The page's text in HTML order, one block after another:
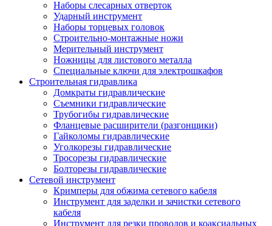
Наборы слесарных отверток
Ударный инструмент
Наборы торцевых головок
Строительно-монтажные ножи
Мерительный инструмент
Ножницы для листового металла
Специальные ключи для электрошкафов
Строительная гидравлика
Домкраты гидравлические
Съемники гидравлические
Трубогибы гидравлические
Фланцевые расширители (разгонщики)
Гайколомы гидравлические
Уголкорезы гидравлические
Тросорезы гидравлические
Болторезы гидравлические
Сетевой инструмент
Кримперы для обжима сетевого кабеля
Инструмент для заделки и зачистки сетевого
кабеля
Инструмент для резки проводов и коаксиальных